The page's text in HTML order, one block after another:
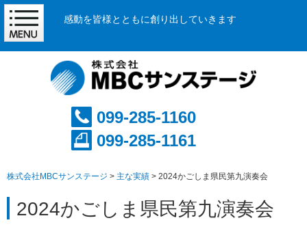
感動を皆様とともに創り出していきます
099-285-1160
099-285-1161
株式会社MBCサンステージ > 主な実績 > 2024かごしま県民第九演奏会
2024かごしま県民第九演奏会